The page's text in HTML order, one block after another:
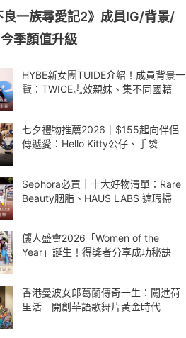
一族尋愛記2》成員IG/背景/
季顏值升級
HYBE新女團TUIDE介紹！成員背景一
覽：TWICE志效親妹、集不同國籍
七夕禮物推薦2026｜$155起向伴侶
傳遞愛：Hello Kitty公仔、手袋
Sephora必買｜十大好物清單：Rare
Beauty胭脂、HAUS LABS 遮瑕掃
儷人盛會2026「Women of the
Year」誕生！得獎者分享成功秘訣
香港曼波女郎葛蘭傳奇一生：闖進荷
里活 開創華語歌舞片黃金時代